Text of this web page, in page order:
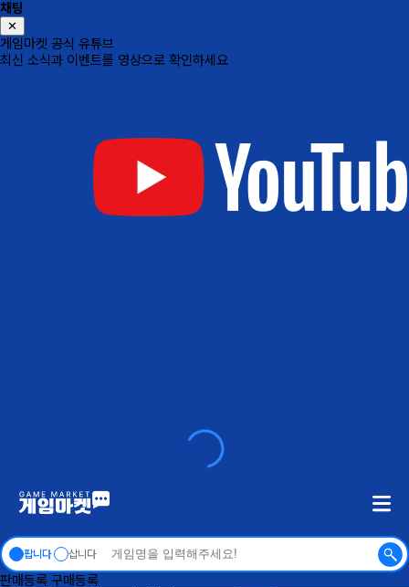
채팅
✕
게임마켓 공식 유튜브
최신 소식과 이벤트를 영상으로 확인하세요
팝니다 삽니다
판매등록 구매등록